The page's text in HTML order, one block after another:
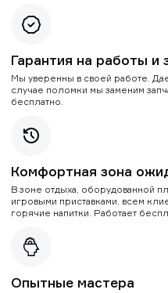
Гарантия на работы и
Мы уверенны в своей работе.
случае поломки мы заменим
бесплатно.
Комфортная зона
В зоне отдыха, оборудованной
игровыми приставками, всем
горячие напитки. Работает
Опытные мастера